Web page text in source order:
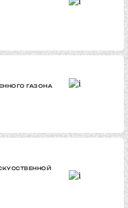
ГАЗОНА